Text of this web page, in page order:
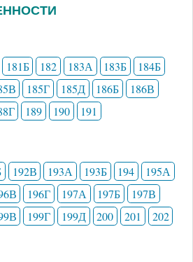
181Б 182 183А 183Б
184Б
185Г 185Д 186Б
186В
189 190 191
192В 193А 193Б 194
195А
196Г 197А 197Б
197В
199Г 199Д 200 201 202